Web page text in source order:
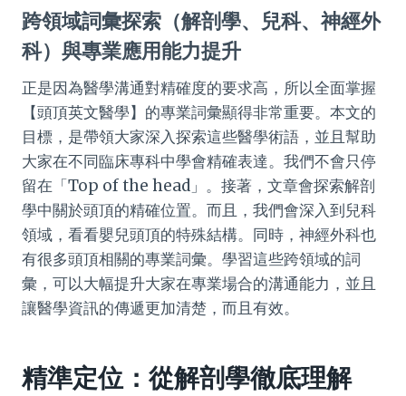
跨領域詞彙探索（解剖學、兒科、神經外
科）與專業應用能力提升
正是因為醫學溝通對精確度的要求高，所以全面掌握
【頭頂英文醫學】的專業詞彙顯得非常重要。本文的
目標，是帶領大家深入探索這些醫學術語，並且幫助
大家在不同臨床專科中學會精確表達。我們不會只停
留在「Top of the head」。接著，文章會探索解剖
學中關於頭頂的精確位置。而且，我們會深入到兒科
領域，看看嬰兒頭頂的特殊結構。同時，神經外科也
有很多頭頂相關的專業詞彙。學習這些跨領域的詞
彙，可以大幅提升大家在專業場合的溝通能力，並且
讓醫學資訊的傳遞更加清楚，而且有效。
精準定位：從解剖學徹底理解